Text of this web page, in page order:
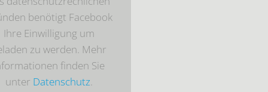
benötigt Facebook
Ihre Einwilligung um
zu werden. Mehr
finden Sie
unter Datenschutz.